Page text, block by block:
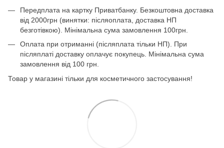
Передплата на картку Приватбанку. Безкоштовна доставка
від 2000грн (винятки: післяоплата, доставка НП
безготівкою). Мінімальна сума замовлення 100грн.
Оплата при отриманні (післяплата тільки НП). При
післяплаті доставку оплачує покупець. Мінімальна сума
замовлення від 100 грн.
Товар у магазині тільки для косметичного застосування!